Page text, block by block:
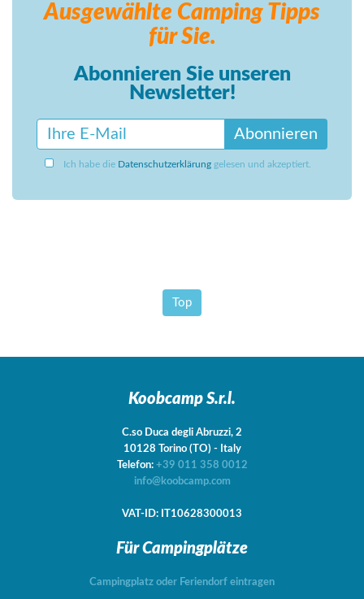
Ausgewählte Camping Tipps
für Sie.
Abonnieren Sie unseren
Newsletter!
Abonnieren
Ich habe die Datenschutzerklärung gelesen und akzeptiert.
Top
Koobcamp S.r.l.
C.so Duca degli Abruzzi, 2
10128 Torino (TO) - Italy
Telefon: +39 011 358 0012
info@koobcamp.com
VAT-ID: IT10628300013
Für Campingplätze
Campingplatz oder Feriendorf eintragen